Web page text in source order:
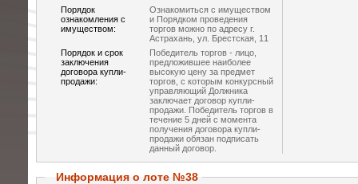
Порядок
ознакомления с
имуществом:
Ознакомиться с имуществом
и Порядком проведения
торгов можно по адресу г.
Астрахань, ул. Брестская, 11
Порядок и срок
заключения
договора купли-
продажи:
Победитель торгов - лицо,
предложившее наиболее
высокую цену за предмет
торгов, с которым конкурсный
управляющий Должника
заключает договор купли-
продажи. Победитель торгов в
течение 5 дней с момента
получения договора купли-
продажи обязан подписать
данный договор.
Информация о лоте №38